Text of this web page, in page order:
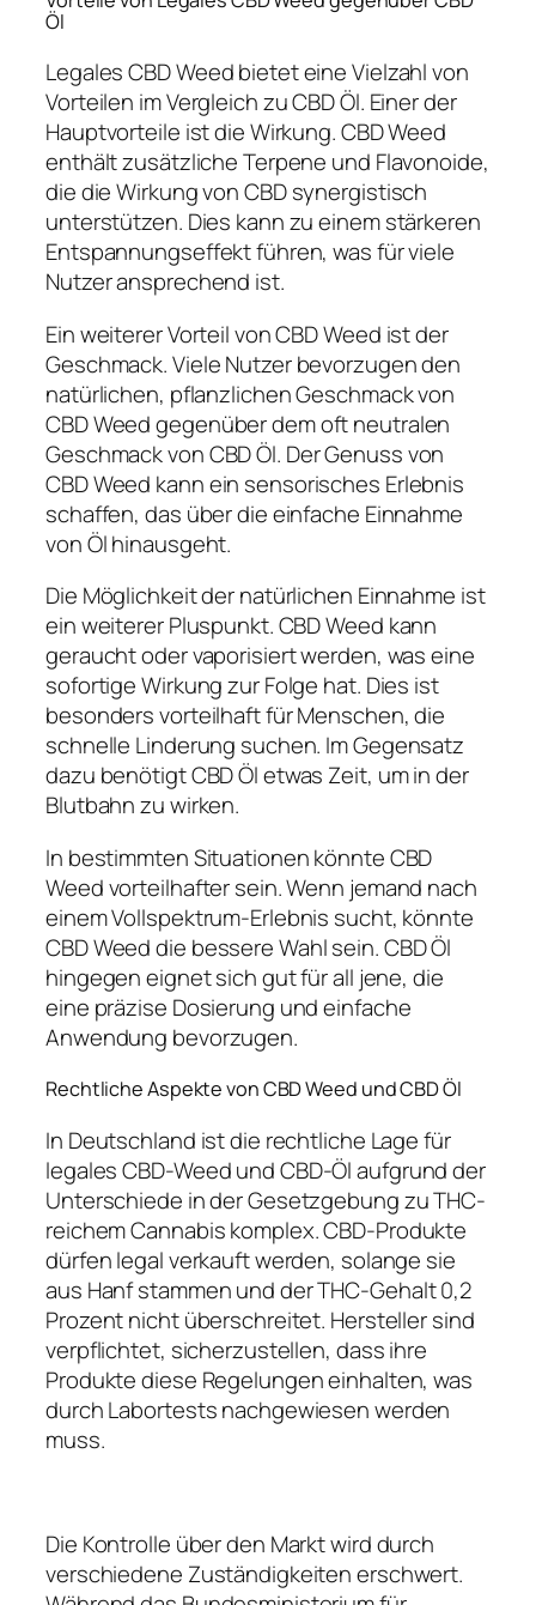
Öl
Legales CBD Weed bietet eine Vielzahl von
Vorteilen im Vergleich zu CBD Öl. Einer der
Hauptvorteile ist die Wirkung. CBD Weed
enthält zusätzliche Terpene und Flavonoide,
die die Wirkung von CBD synergistisch
unterstützen. Dies kann zu einem stärkeren
Entspannungseffekt führen, was für viele
Nutzer ansprechend ist.
Ein weiterer Vorteil von CBD Weed ist der
Geschmack. Viele Nutzer bevorzugen den
natürlichen, pflanzlichen Geschmack von
CBD Weed gegenüber dem oft neutralen
Geschmack von CBD Öl. Der Genuss von
CBD Weed kann ein sensorisches Erlebnis
schaffen, das über die einfache Einnahme
von Öl hinausgeht.
Die Möglichkeit der natürlichen Einnahme ist
ein weiterer Pluspunkt. CBD Weed kann
geraucht oder vaporisiert werden, was eine
sofortige Wirkung zur Folge hat. Dies ist
besonders vorteilhaft für Menschen, die
schnelle Linderung suchen. Im Gegensatz
dazu benötigt CBD Öl etwas Zeit, um in der
Blutbahn zu wirken.
In bestimmten Situationen könnte CBD
Weed vorteilhafter sein. Wenn jemand nach
einem Vollspektrum-Erlebnis sucht, könnte
CBD Weed die bessere Wahl sein. CBD Öl
hingegen eignet sich gut für all jene, die
eine präzise Dosierung und einfache
Anwendung bevorzugen.
Rechtliche Aspekte von CBD Weed und CBD Öl
In Deutschland ist die rechtliche Lage für
legales CBD-Weed und CBD-Öl aufgrund der
Unterschiede in der Gesetzgebung zu THC-
reichem Cannabis komplex. CBD-Produkte
dürfen legal verkauft werden, solange sie
aus Hanf stammen und der THC-Gehalt 0,2
Prozent nicht überschreitet. Hersteller sind
verpflichtet, sicherzustellen, dass ihre
Produkte diese Regelungen einhalten, was
durch Labortests nachgewiesen werden
muss.
Die Kontrolle über den Markt wird durch
verschiedene Zuständigkeiten erschwert.